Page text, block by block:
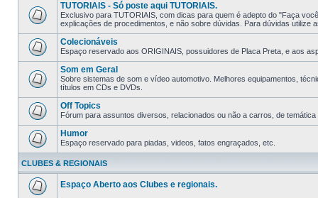
TUTORIAIS - Só poste aqui TUTORIAIS.
Exclusivo para TUTORIAIS, com dicas para quem é adepto do "Faça
explicações de procedimentos, e não sobre dúvidas. Para dúvidas utilize
Colecionáveis
Espaço reservado aos ORIGINAIS, possuidores de Placa Preta, e aos
Som em Geral
Sobre sistemas de som e ví­deo automotivo. Melhores equipamentos,
tí­tulos em CDs e DVDs.
Off Topics
Fórum para assuntos diversos, relacionados ou não a carros, de temática
Humor
Espaço reservado para piadas, videos, fatos engraçados, etc.
CLUBES & REGIONAIS
Espaço Aberto aos Clubes e regionais.